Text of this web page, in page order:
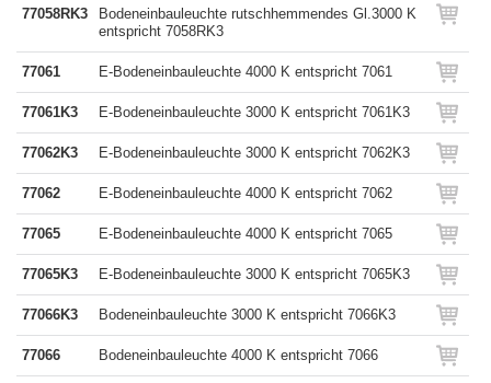
77058RK3
Bodeneinbauleuchte rutschhemmendes Gl.3000 K
entspricht 7058RK3
77061 E-Bodeneinbauleuchte 4000 K entspricht 7061
77061K3 E-Bodeneinbauleuchte 3000 K entspricht 7061K3
77062K3 E-Bodeneinbauleuchte 3000 K entspricht 7062K3
77062 E-Bodeneinbauleuchte 4000 K entspricht 7062
77065 E-Bodeneinbauleuchte 4000 K entspricht 7065
77065K3 E-Bodeneinbauleuchte 3000 K entspricht 7065K3
77066K3 Bodeneinbauleuchte 3000 K entspricht 7066K3
77066 Bodeneinbauleuchte 4000 K entspricht 7066